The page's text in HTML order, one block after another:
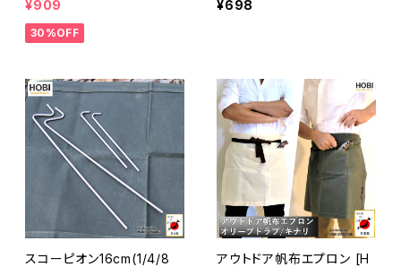
リーブドラブ [MADE IN JA
¥909
30%OFF
ト ポキンと折れない [MAD
E IN JAPAN]
¥698
スコーピオン16cm(1/4/8
アウトドア帆布エプロン [H